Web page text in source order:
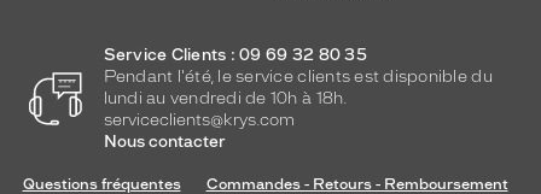
Service Clients : 09 69 32 80 35
Pendant l'été, le service clients est disponible du
lundi au vendredi de 10h à 18h.
serviceclients@krys.com
Nous contacter
Questions fréquentes
Commandes - Retours - Remboursement